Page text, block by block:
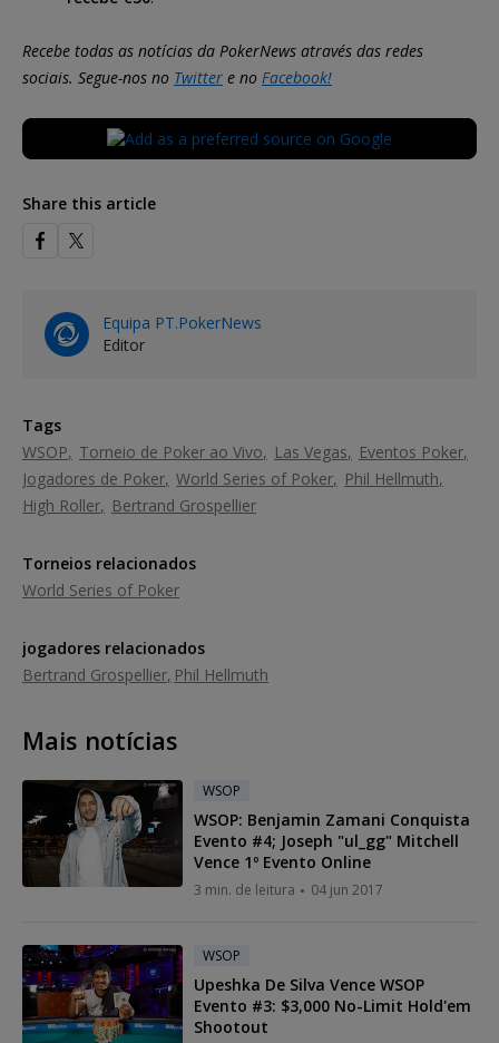
Recebe todas as notícias da PokerNews através das redes
sociais. Segue-nos no Twitter e no Facebook!
Share this article
Equipa PT.PokerNews
Editor
Tags
WSOP
Torneio de Poker ao Vivo Las Vegas
Eventos Poker
Jogadores de Poker World Series of Poker
Phil Hellmuth
High Roller
Bertrand Grospellier
Torneios relacionados
World Series of Poker
jogadores relacionados
Bertrand Grospellier Phil Hellmuth
Mais notícias
WSOP
WSOP: Benjamin Zamani Conquista
Evento #4; Joseph "ul_gg" Mitchell
Vence 1º Evento Online
3 min. de leitura 04 jun 2017
WSOP
Upeshka De Silva Vence WSOP
Evento #3: $3,000 No-Limit Hold'em
Shootout